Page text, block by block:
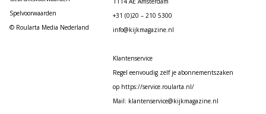
Spelvoorwaarden
© Roularta Media Nederland
+31 (0)20 – 210 5300
info@kijkmagazine.nl
Klantenservice
Regel eenvoudig zelf je abonnementszaken
op https://service.roularta.nl/
Mail: klantenservice@kijkmagazine.nl